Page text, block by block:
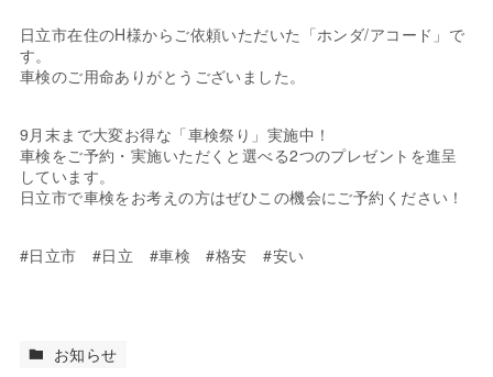
日立市在住のH様からご依頼いただいた「ホンダ/アコード」で
す。
車検のご用命ありがとうございました。
9月末まで大変お得な「車検祭り」実施中！
車検をご予約・実施いただくと選べる2つのプレゼントを進呈
しています。
日立市で車検をお考えの方はぜひこの機会にご予約ください！
#日立市 #日立 #車検 #格安 #安い
お知らせ